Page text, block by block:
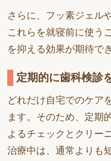
さらに、フッ素ジェル
これらを就寝前に使う
を抑える効果が期待で
定期的に歯科検診
どれだけ自宅でのケア
ます。そのため、定期
よるチェックとクリー
治療中は、通常よりも